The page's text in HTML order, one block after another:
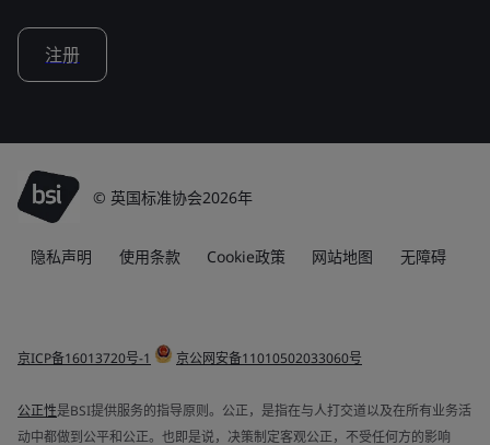
注册
© 英国标准协会2026年
隐私声明 使用条款 Cookie政策 网站地图 无障碍
京ICP备16013720号-1 京公网安备11010502033060号
公正性是BSI提供服务的指导原则。公正，是指在与人打交道以及在所有业务活
动中都做到公平和公正。也即是说，决策制定客观公正，不受任何方的影响